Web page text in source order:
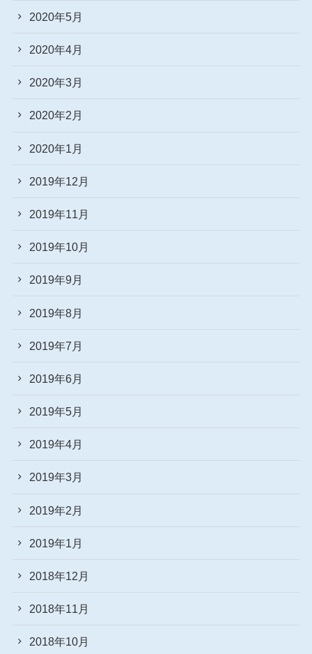
2020年5月
2020年4月
2020年3月
2020年2月
2020年1月
2019年12月
2019年11月
2019年10月
2019年9月
2019年8月
2019年7月
2019年6月
2019年5月
2019年4月
2019年3月
2019年2月
2019年1月
2018年12月
2018年11月
2018年10月